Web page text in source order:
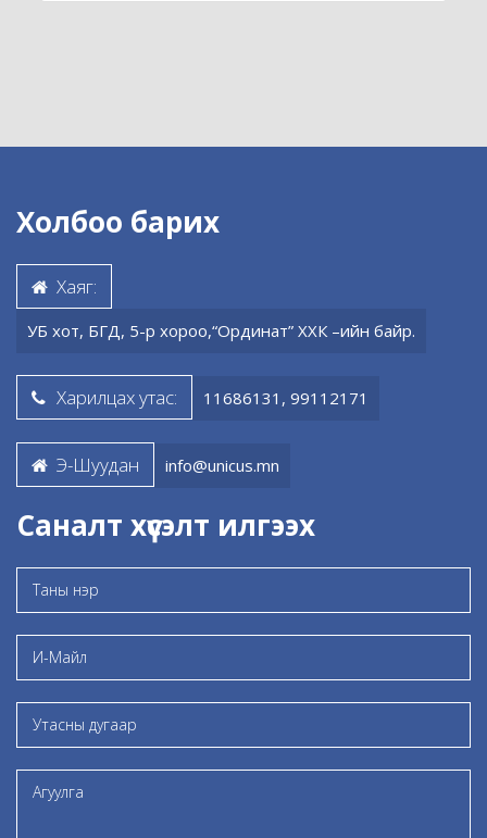
Холбоо барих
Хаяг:
УБ хот, БГД, 5-р хороо,“Ординат” ХХК –ийн байр.
Харилцах утас: 11686131, 99112171
Э-Шуудан info@unicus.mn
Саналт хүсэлт илгээх